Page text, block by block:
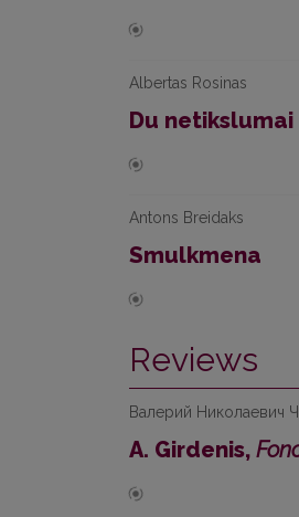
Albertas Rosinas
Du netikslumai
Antons Breidaks
Smulkmena
Reviews
Валерий Николаевич
A. Girdenis,